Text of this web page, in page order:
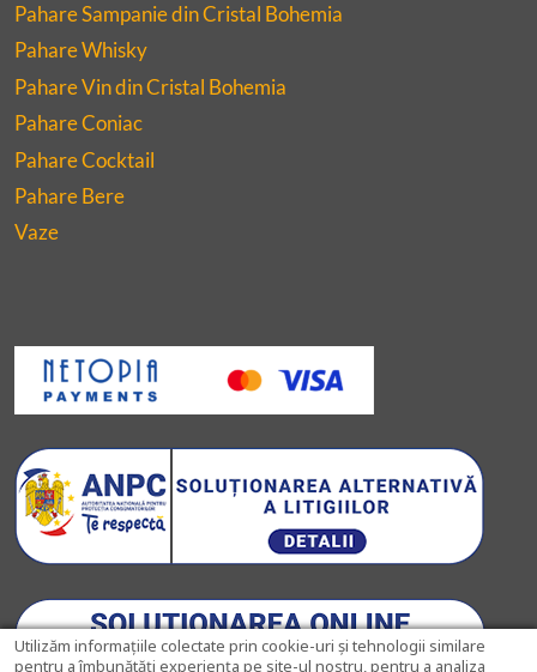
Pahare Sampanie din Cristal Bohemia
Pahare Whisky
Pahare Vin din Cristal Bohemia
Pahare Coniac
Pahare Cocktail
Pahare Bere
Vaze
Utilizăm informațiile colectate prin cookie-uri și tehnologii similare
pentru a îmbunătăți experiența pe site-ul nostru, pentru a analiza